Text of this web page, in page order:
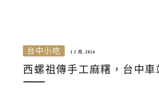
台中小吃 1 1 月, 2024
西螺祖傳手工麻糬，台中